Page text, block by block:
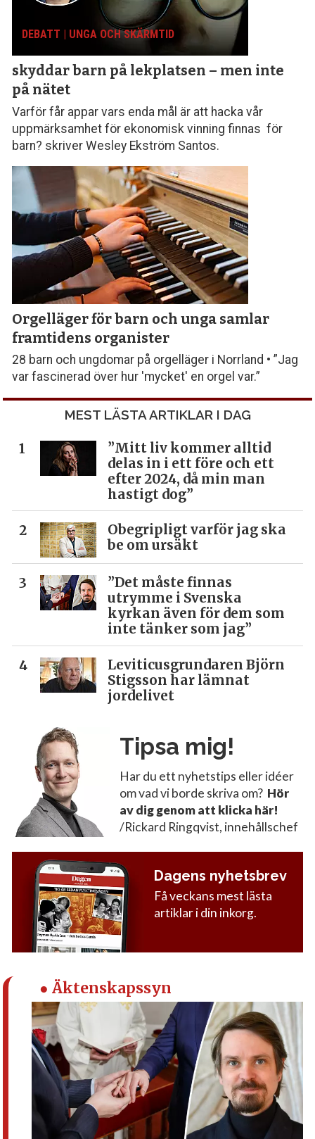
DEBATT | UNGA OCH SKÄRMTID
skyddar barn på lekplatsen – men inte
på nätet
Varför får appar vars enda mål är att hacka vår
uppmärksamhet för ekonomisk vinning finnas för
barn? skriver Wesley Ekström Santos.
Orgelläger för barn och unga samlar
framtidens organister
28 barn och ungdomar på orgelläger i Norrland • ”Jag
var fascinerad över hur 'mycket' en orgel var.”
MEST LÄSTA ARTIKLAR I DAG
”Mitt liv kommer alltid
delas in i ett före och ett
efter 2024, då min man
hastigt dog”
Obegripligt varför jag ska
be om ursäkt
”Det måste finnas
utrymme i Svenska
kyrkan även för dem som
inte tänker som jag”
Leviticusgrundaren Björn
Stigsson har lämnat
jordelivet
Tipsa mig!
Har du ett nyhetstips eller idéer
om vad vi borde skriva om? Hör
av dig genom att klicka här!
/Rickard Ringqvist, innehållschef
Dagens nyhetsbrev
Få veckans mest lästa
artiklar i din inkorg.
● Äktenskapssyn